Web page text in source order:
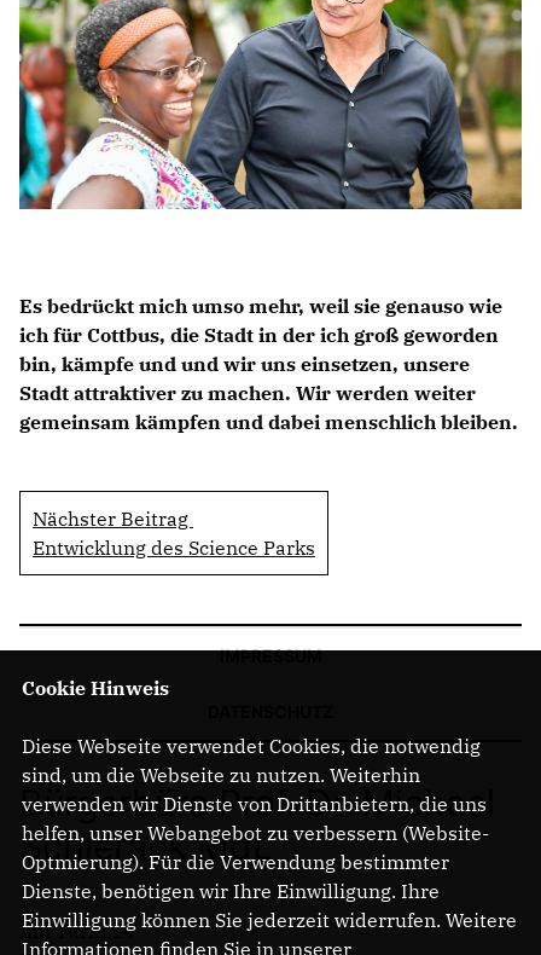
PRAKTIKUM
LINKS
Es bedrückt mich umso mehr, weil sie genauso wie
ich für Cottbus, die Stadt in der ich groß geworden
bin, kämpfe und und wir uns einsetzen, unsere
Stadt attraktiver zu machen. Wir werden weiter
gemeinsam kämpfen und dabei menschlich bleiben.
Nächster Beitrag
Entwicklung des Science Parks
IMPRESSUM
Bürgerbüro Prof. Dr. Michael
Schierack MdL
Am Turm 14
Cookie Hinweis
Diese Webseite verwendet Cookies, die notwendig
sind, um die Webseite zu nutzen. Weiterhin
verwenden wir Dienste von Drittanbietern, die uns
helfen, unser Webangebot zu verbessern (Website-
Optmierung). Für die Verwendung bestimmter
Dienste, benötigen wir Ihre Einwilligung. Ihre
Einwilligung können Sie jederzeit widerrufen. Weitere
Informationen finden Sie in unserer